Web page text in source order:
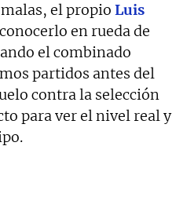
el propio Luis
en rueda de
el combinado
partidos antes del
contra la selección
para ver el nivel real y